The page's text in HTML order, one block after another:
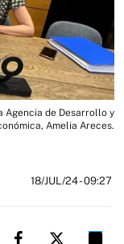
Agencia de Desarrollo y
Amelia Areces.
18/JUL/24- 09:27